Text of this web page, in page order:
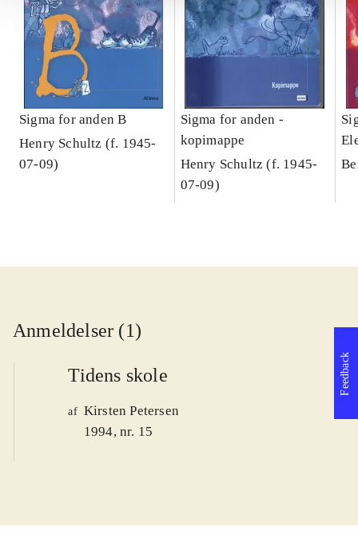
Sigma for anden B
Henry Schultz (f. 1945-
07-09)
Sigma for anden -
kopimappe
Henry Schultz (f. 1945-
07-09)
Anmeldelser (1)
Tidens skole
af Kirsten Petersen
1994, nr. 15
Feedback